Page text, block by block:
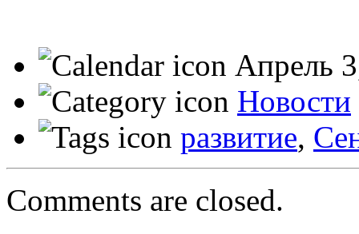
Апрель
Новости
развитие,
Comments are closed.